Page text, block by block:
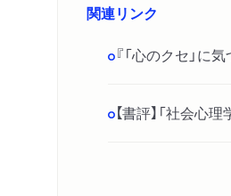
関連リンク
『「心のクセ」
【書評】「社会心